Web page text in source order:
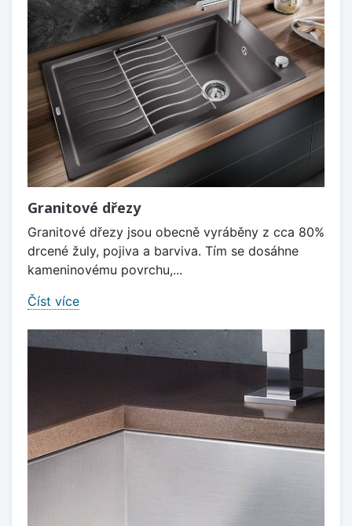
Granitové dřezy
Granitové dřezy jsou obecně vyráběny z cca 80%
drcené žuly, pojiva a barviva. Tím se dosáhne
kameninovému povrchu,...
Číst více